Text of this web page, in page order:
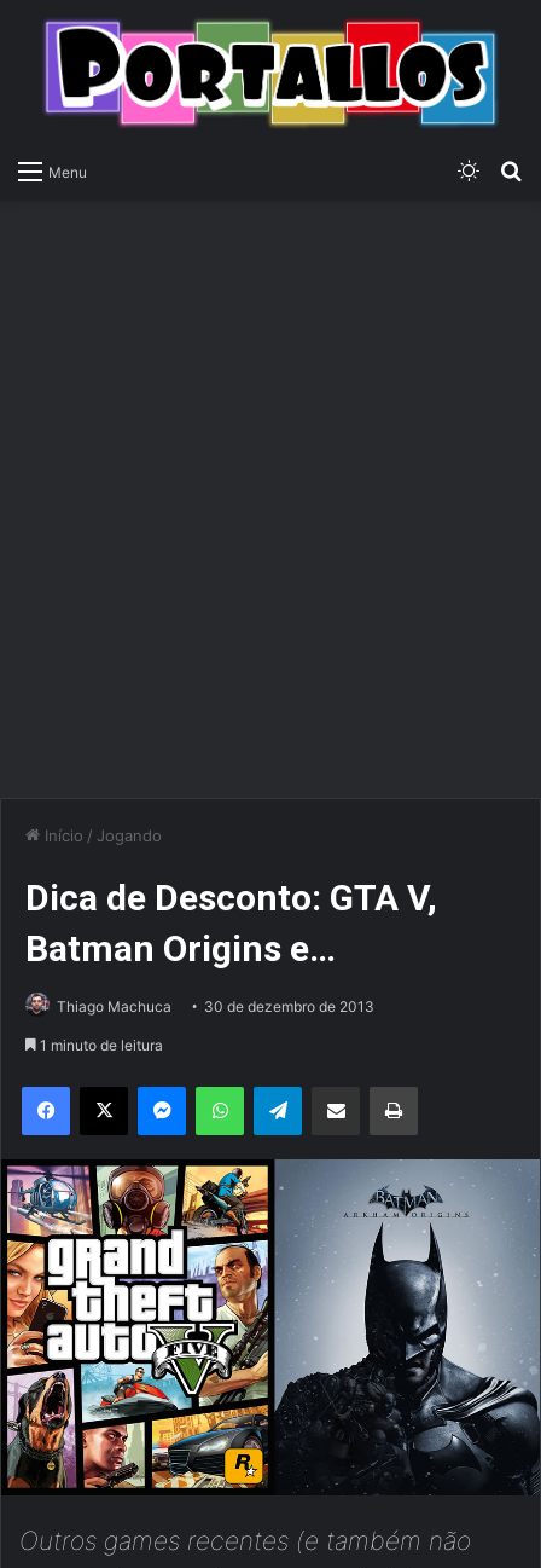
Menu
Início / Jogando
Dica de Desconto: GTA V,
Batman Origins e…
Thiago Machuca 30 de dezembro de 2013
1 minuto de leitura
Outros games recentes (e também não